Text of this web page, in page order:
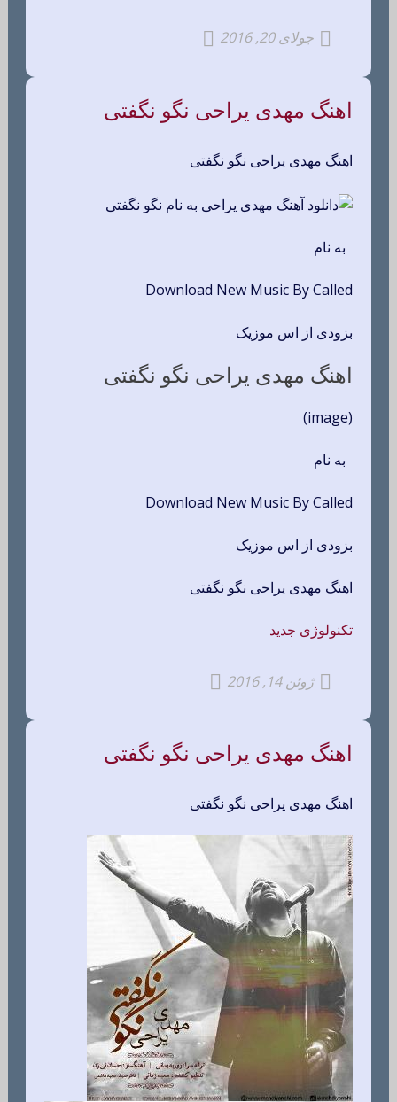
جولای 20, 2016
اهنگ مهدی یراحی نگو نگفتی
اهنگ مهدی یراحی نگو نگفتی
به نام
Download New Music By Called
بزودی از اس موزیک
اهنگ مهدی یراحی نگو نگفتی
(image)
به نام
Download New Music By Called
بزودی از اس موزیک
اهنگ مهدی یراحی نگو نگفتی
تکنولوژی جدید
ژوئن 14, 2016
اهنگ مهدی یراحی نگو نگفتی
اهنگ مهدی یراحی نگو نگفتی